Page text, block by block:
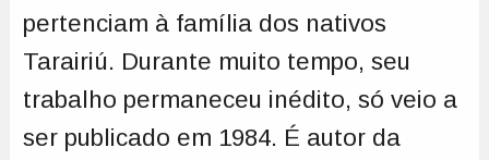
pertenciam à família dos nativos
Tarairiú. Durante muito tempo, seu
trabalho permaneceu inédito, só veio a
ser publicado em 1984. É autor da